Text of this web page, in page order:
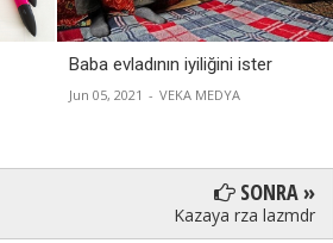
Baba evladının iyiliğini ister
Jun 05, 2021 - VEKA MEDYA
SONRA »
Kazaya rza lazmdr